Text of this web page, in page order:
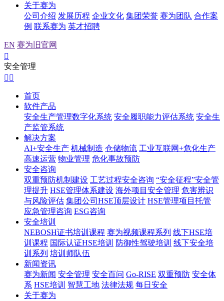
关于赛为
公司介绍 发展历程 企业文化 集团荣誉 赛为团队 合作案
例 联系赛为 英才招聘
EN 赛为旧官网

安全管理
 
首页
软件产品
安全生产管理数字化系统 安全履职能力评估系统 安全生
产监管系统
解决方案
AI+安全生产 机械制造 仓储物流 工业互联网+危化生产
高速运营 物业管理 危化事故预防
安全咨询
双重预防机制建设 工艺过程安全咨询 “安全征程”安全管
理提升 HSE管理体系建设 海外项目安全管理 危害辨识
与风险评估 集团公司HSE顶层设计 HSE管理项目托管
应急管理咨询 ESG咨询
安全培训
NEBOSH证书培训课程 赛为视频课程系列 线下HSE培
训课程 国际认证HSE培训 防御性驾驶培训 线下安全培
训系列 培训师队伍
新闻资讯
赛为新闻 安全管理 安全百问 Go-RISE 双重预防 安全体
系 HSE培训 智慧工地 法律法规 每日安全
关于赛为